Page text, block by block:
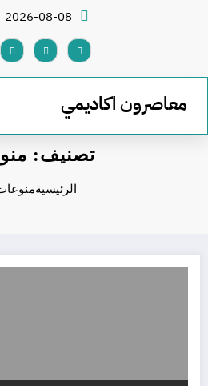
2026-08-08
معاصرون اكاديمي
تصنيف:
الرئيسية